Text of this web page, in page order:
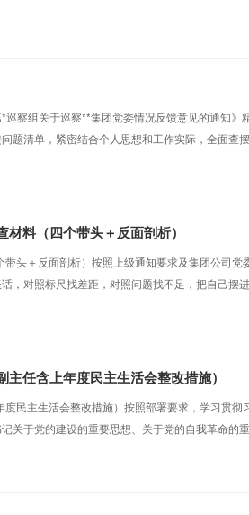
察组关于巡察**集团党委情况反馈意见的通知》
题清单，紧密结合个人思想和工作实际，全面查
施。作为集团党委书记，我坚决扛牢巡察整改第
料（四个带头＋反面剖析）
头＋反面剖析）按照上级通知要求及集团公司党
，对照标尺找差距，对照问题找不足，把自己摆
论成果，如习近平新时代中国特色社会主义思想
任含上年度民主生活会整改措施）
民主生活会整改措施）按照部署要求，学习贯彻
关于党的建设的重要思想、关于党的自我革命的
领域的重要讲话和重要指示批示精神，学习党章